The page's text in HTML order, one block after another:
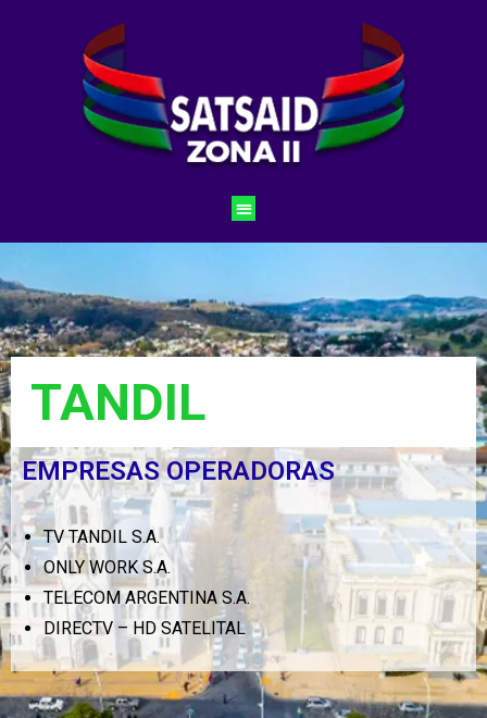
TANDIL
EMPRESAS OPERADORAS
TV TANDIL S.A.
ONLY WORK S.A.
TELECOM ARGENTINA S.A.
DIRECTV – HD SATELITAL